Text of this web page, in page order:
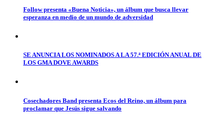
Follow presenta «Buena Noticia», un álbum que busca llevar
esperanza en medio de un mundo de adversidad
SE ANUNCIA LOS NOMINADOS A LA 57.ª EDICIÓN ANUAL DE
LOS GMA DOVE AWARDS
Cosechadores Band presenta Ecos del Reino, un álbum para
proclamar que Jesús sigue salvando